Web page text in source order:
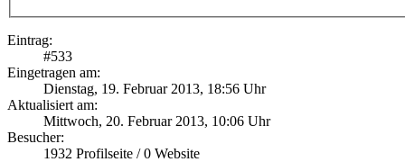
Eintrag:
#533
Eingetragen am:
Dienstag, 19. Februar 2013, 18:56 Uhr
Aktualisiert am:
Mittwoch, 20. Februar 2013, 10:06 Uhr
Besucher:
1932 Profilseite /0 Website